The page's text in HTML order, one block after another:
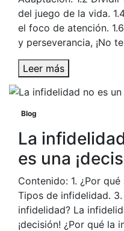
del juego de la vida.
el foco de atención.
y perseverancia, ¡No
Leer más
Blog
La
es una
Contenido: 1. ¿Por
Tipos de infidelidad.
infidelidad? La
¡decisión! ¿Por qué la